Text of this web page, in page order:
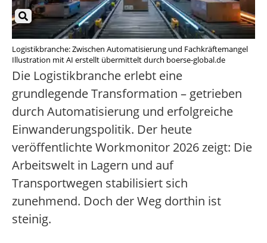
Logistikbranche: Zwischen Automatisierung und Fachkräftemangel
Illustration mit AI erstellt übermittelt durch boerse-global.de
Die Logistikbranche erlebt eine
grundlegende Transformation – getrieben
durch Automatisierung und erfolgreiche
Einwanderungspolitik. Der heute
veröffentlichte Workmonitor 2026 zeigt: Die
Arbeitswelt in Lagern und auf
Transportwegen stabilisiert sich
zunehmend. Doch der Weg dorthin ist
steinig.